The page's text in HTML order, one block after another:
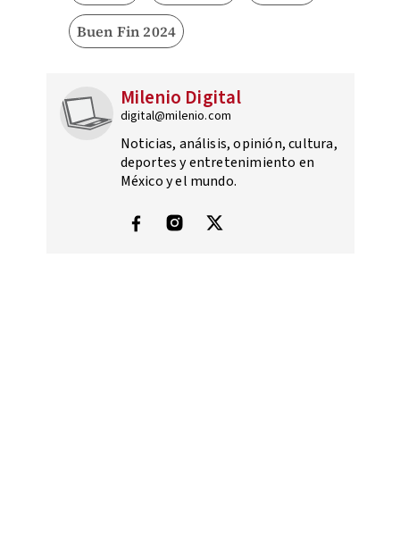
Buen Fin 2024
Milenio Digital
digital@milenio.com
Noticias, análisis, opinión, cultura,
deportes y entretenimiento en
México y el mundo.